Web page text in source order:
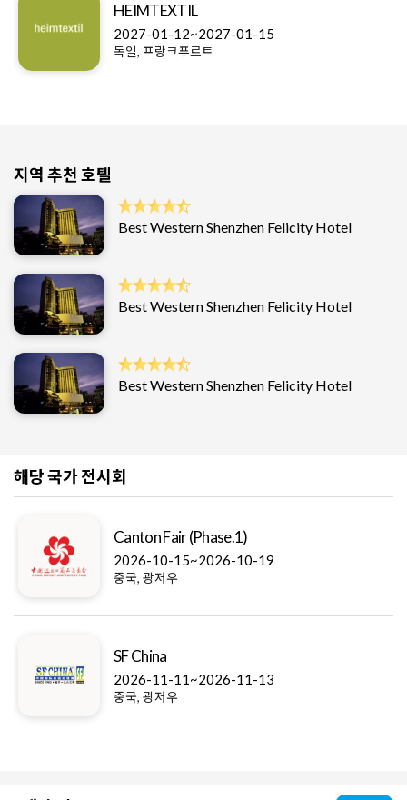
HEIMTEXTIL
2027-01-12~2027-01-15
독일, 프랑크푸르트
지역 추천 호텔
Best Western Shenzhen Felicity Hotel
Best Western Shenzhen Felicity Hotel
Best Western Shenzhen Felicity Hotel
해당 국가 전시회
Canton Fair (Phase.1)
2026-10-15~2026-10-19
중국, 광저우
SF China
2026-11-11~2026-11-13
중국, 광저우